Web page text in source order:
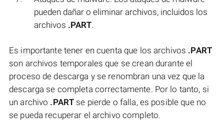
pueden dañar o eliminar archivos, incluidos los
archivos .PART.
Es importante tener en cuenta que los archivos .PART
son archivos temporales que se crean durante el
proceso de descarga y se renombran una vez que la
descarga se completa correctamente. Por lo tanto, si
un archivo .PART se pierde o falla, es posible que no
se pueda recuperar el archivo completo.